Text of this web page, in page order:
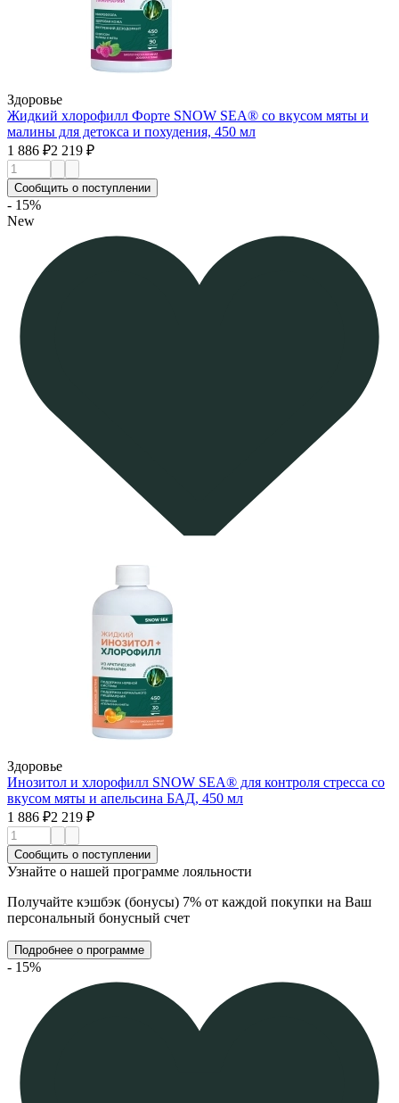
Здоровье
Жидкий хлорофилл Форте SNOW SEA® со вкусом мяты и
малины для детокса и похудения, 450 мл
1 886 ₽2 219 ₽
Сообщить о поступлении
- 15%
New
Здоровье
Инозитол и хлорофилл SNOW SEA® для контроля стресса со
вкусом мяты и апельсина БАД, 450 мл
1 886 ₽2 219 ₽
Сообщить о поступлении
Узнайте о нашей программе лояльности
Получайте кэшбэк (бонусы) 7% от каждой покупки на Ваш
персональный бонусный счет
Подробнее о программе
- 15%